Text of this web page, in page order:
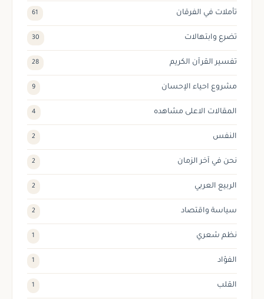
تأملات في الفرقان 61
تضرع وابتهالات 30
تفسير القرآن الكريم 28
مشروع احياء الإحسان 9
المقالات الاعلى مشاهده 4
النفس 2
نحن في آخر الزمان 2
الربيع العربي 2
سياسة واقتصاد 2
نظم شعري 1
الفؤاد 1
القلب 1